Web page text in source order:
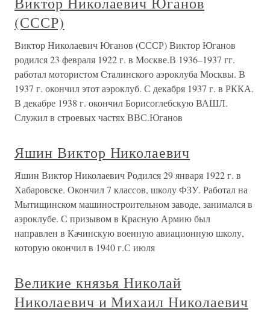
(СССР)
Виктор Николаевич Юганов (СССР) Виктор Юганов
родился 23 февраля 1922 г. в Москве.В 1936–1937 гг.
работал мотористом Сталинского аэроклуба Москвы. В
1937 г. окончил этот аэроклуб. С декабря 1937 г. в РККА.
В декабре 1938 г. окончил Борисоглебскую ВАШЛ.
Служил в строевых частях ВВС.Юганов
Яшин Виктор Николаевич
Яшин Виктор Николаевич Родился 29 января 1922 г. в
Хабаровске. Окончил 7 классов, школу ФЗУ. Работал на
Мытищинском машиностроительном заводе, занимался в
аэроклубе. С призывом в Красную Армию был
направлен в Качинскую военную авиационную школу,
которую окончил в 1940 г.С июля
Великие князья Николай
Николаевич и Михаил Николаевич